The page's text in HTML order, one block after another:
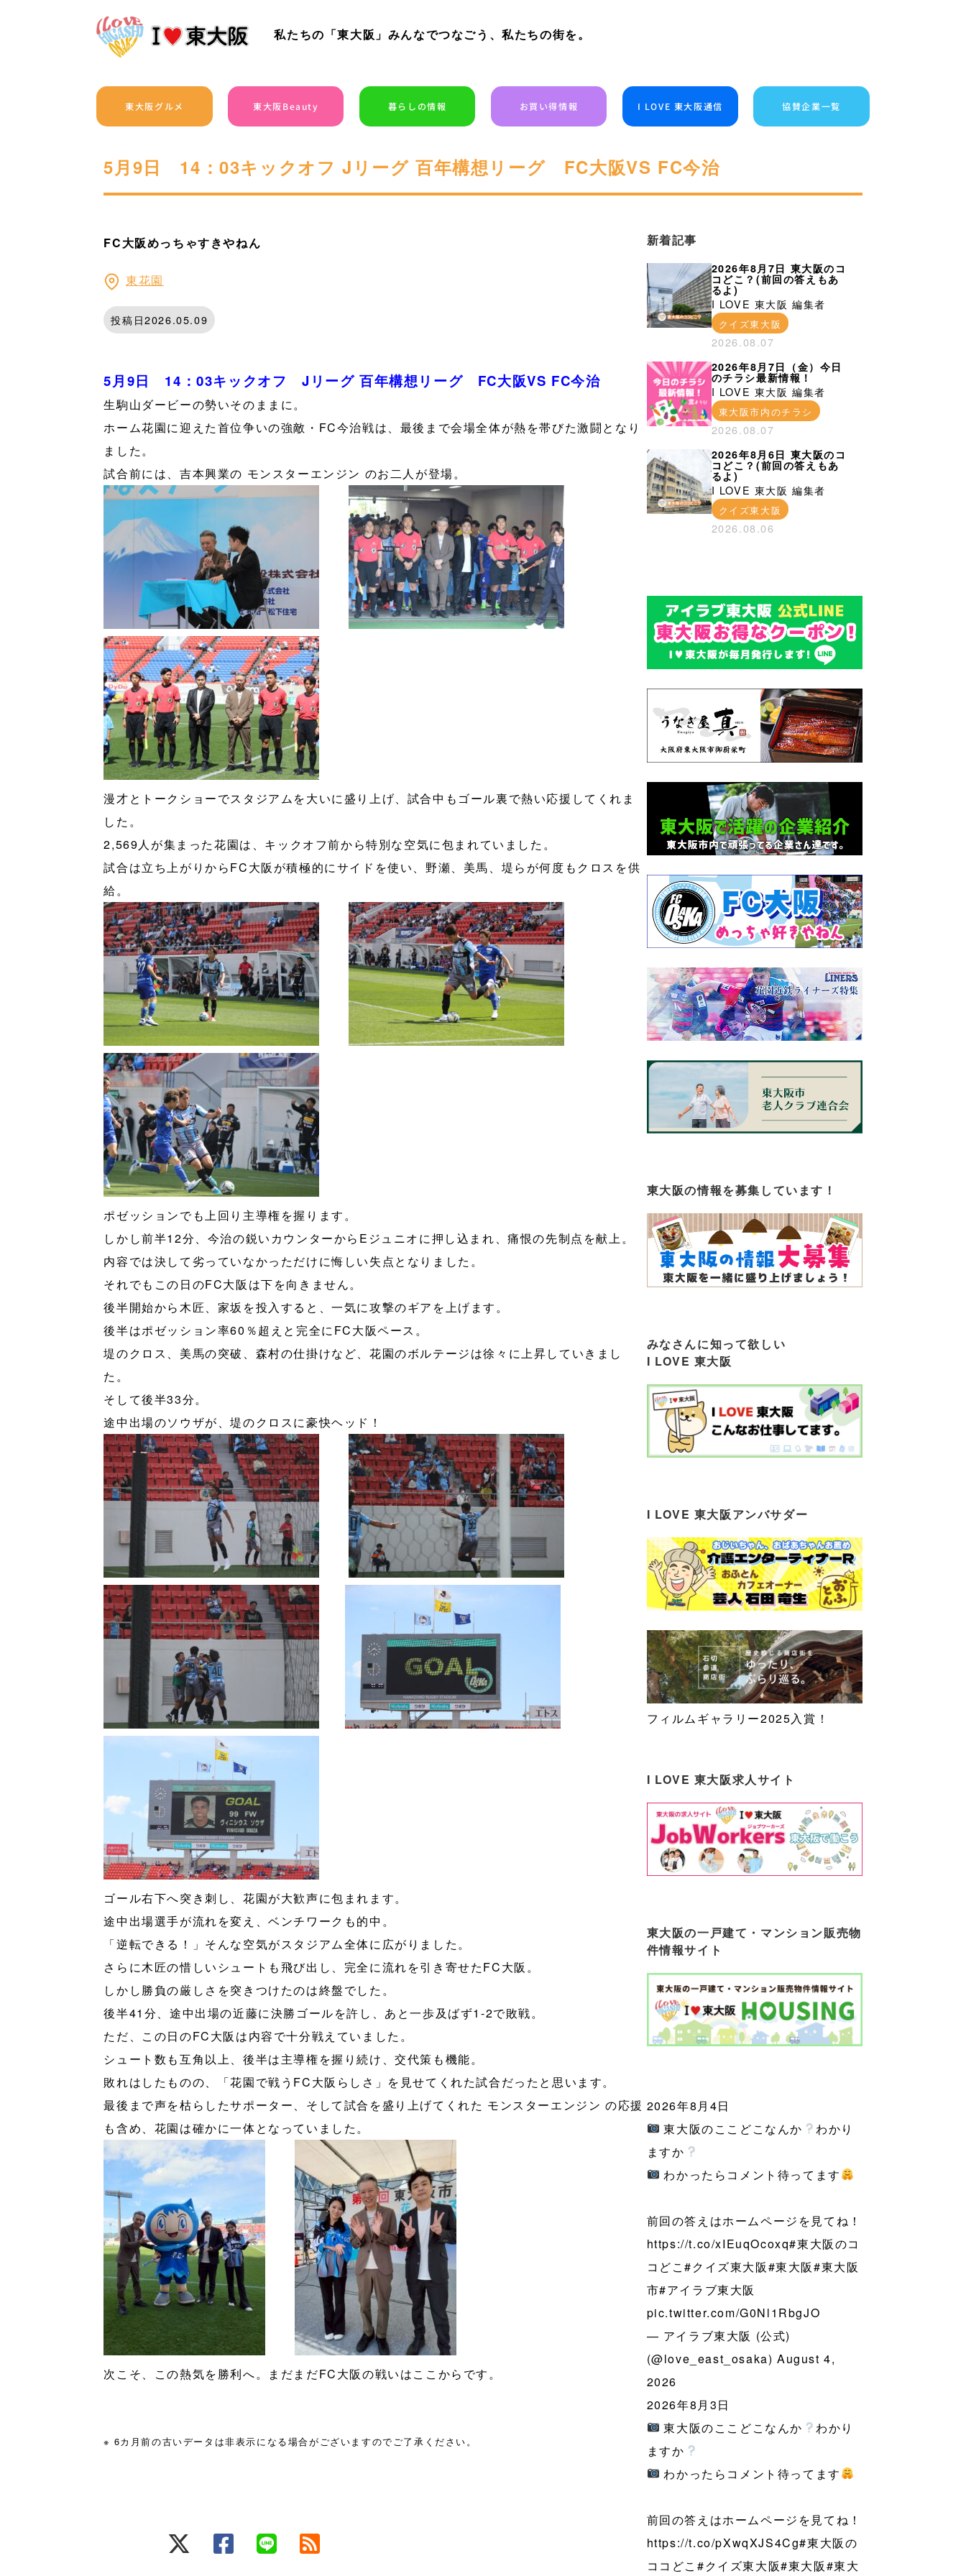
私たちの「東大阪」みんなでつなごう、私たちの街を。
東大阪グルメ 東大阪Beauty 暮らしの情報 お買い得情報 I LOVE 東大阪通信 協賛企業一覧
5月9日 14：03キックオフ Jリーグ 百年構想リーグ FC大阪VS FC今治
FC大阪めっちゃすきやねん
東花園
投稿日2026.05.09
5月9日 14：03キックオフ Jリーグ 百年構想リーグ FC大阪VS FC今治
生駒山ダービーの勢いそのままに。
ホーム花園に迎えた首位争いの強敵・FC今治戦は、最後まで会場全体が熱を帯びた激闘となり
ました。
試合前には、吉本興業の モンスターエンジン のお二人が登場。
漫才とトークショーでスタジアムを大いに盛り上げ、試合中もゴール裏で熱い応援してくれま
した。
2,569人が集まった花園は、キックオフ前から特別な空気に包まれていました。
試合は立ち上がりからFC大阪が積極的にサイドを使い、野瀬、美馬、堤らが何度もクロスを供
給。
ポゼッションでも上回り主導権を握ります。
しかし前半12分、今治の鋭いカウンターからEジュニオに押し込まれ、痛恨の先制点を献上。
内容では決して劣っていなかっただけに悔しい失点となりました。
それでもこの日のFC大阪は下を向きません。
後半開始から木匠、家坂を投入すると、一気に攻撃のギアを上げます。
後半はポゼッション率60％超えと完全にFC大阪ペース。
堤のクロス、美馬の突破、森村の仕掛けなど、花園のボルテージは徐々に上昇していきまし
た。
そして後半33分。
途中出場のソウザが、堤のクロスに豪快ヘッド！
ゴール右下へ突き刺し、花園が大歓声に包まれます。
途中出場選手が流れを変え、ベンチワークも的中。
「逆転できる！」そんな空気がスタジアム全体に広がりました。
さらに木匠の惜しいシュートも飛び出し、完全に流れを引き寄せたFC大阪。
しかし勝負の厳しさを突きつけたのは終盤でした。
後半41分、途中出場の近藤に決勝ゴールを許し、あと一歩及ばず1-2で敗戦。
ただ、この日のFC大阪は内容で十分戦えていました。
シュート数も互角以上、後半は主導権を握り続け、交代策も機能。
敗れはしたものの、「花園で戦うFC大阪らしさ」を見せてくれた試合だったと思います。
最後まで声を枯らしたサポーター、そして試合を盛り上げてくれた モンスターエンジン の応援
も含め、花園は確かに一体となっていました。
次こそ、この熱気を勝利へ。まだまだFC大阪の戦いはここからです。
※ 6カ月前の古いデータは非表示になる場合がございますのでご了承ください。
新着記事
2026年8月7日 東大阪のコ
コどこ？(前回の答えもあ
るよ)
I LOVE 東大阪 編集者
クイズ東大阪
2026.08.07
2026年8月7日（金）今日
のチラシ最新情報！
I LOVE 東大阪 編集者
東大阪市内のチラシ
2026.08.07
2026年8月6日 東大阪のコ
コどこ？(前回の答えもあ
るよ)
I LOVE 東大阪 編集者
クイズ東大阪
2026.08.06
東大阪の情報を募集しています！
みなさんに知って欲しい
I LOVE 東大阪
I LOVE 東大阪アンバサダー
フィルムギャラリー2025入賞！
I LOVE 東大阪求人サイト
東大阪の一戸建て・マンション販売物
件情報サイト
2026年8月4日
東大阪のここどこなんか
わかり
ますか
わかったらコメント待ってます
前回の答えはホームページを見てね！
https://t.co/xIEuqOcoxq#東大阪のコ
コどこ#クイズ東大阪#東大阪#東大阪
市#アイラブ東大阪
pic.twitter.com/G0Nl1RbgJO
— アイラブ東大阪 (公式)
(@love_east_osaka) August 4,
2026
2026年8月3日
東大阪のここどこなんか
わかり
ますか
わかったらコメント待ってます
前回の答えはホームページを見てね！
https://t.co/pXwqXJS4Cg#東大阪の
ココどこ #クイズ東大阪#東大阪#東大